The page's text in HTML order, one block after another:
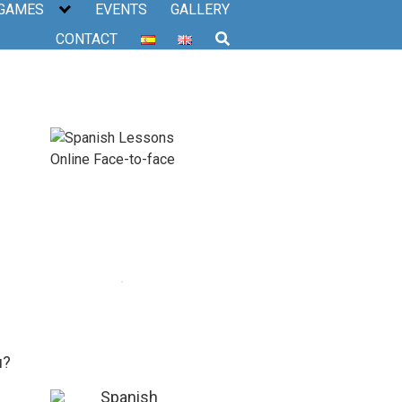
EVENTS
GALLERY
CONTACT